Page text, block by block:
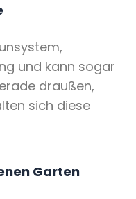
und kann sogar
draußen,
sich diese
Garten